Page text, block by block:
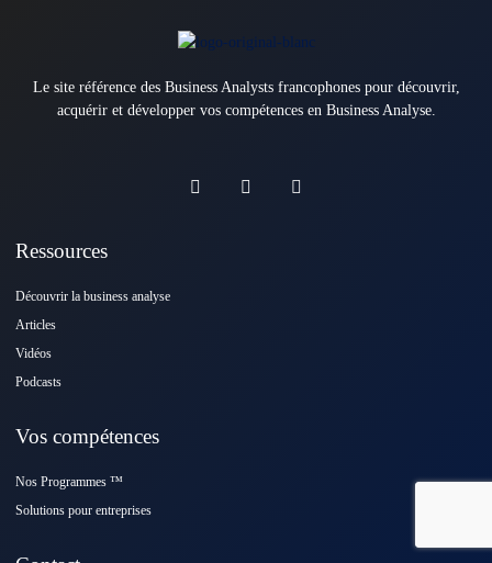
Le site référence des Business Analysts francophones pour découvrir,
acquérir et développer vos compétences en Business Analyse.
Ressources
Découvrir la business analyse
Articles
Vidéos
Podcasts
Vos compétences
Nos Programmes ™️
Solutions pour entreprises